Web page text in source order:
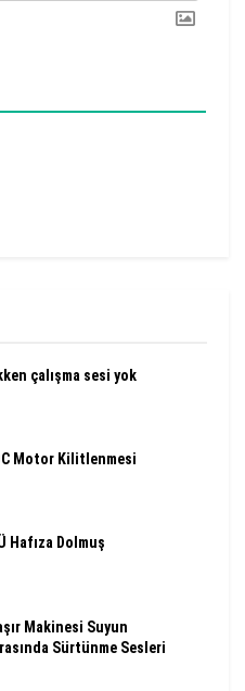
çalışma sesi yok
Motor Kilitlenmesi
Hafıza Dolmuş
Makinesi Suyun
Sürtünme Sesleri